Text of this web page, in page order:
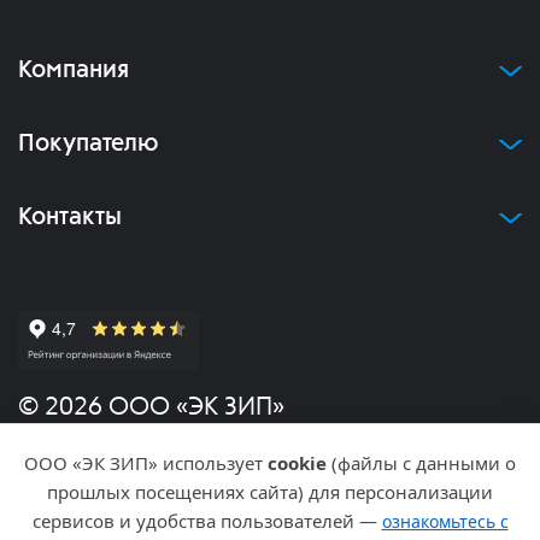
Компания
Покупателю
Контакты
© 2026 ООО «ЭК ЗИП»
Политика конфиденциальности
Разработка и продвижение
ООО «ЭК ЗИП» использует cookie (файлы с данными о
прошлых посещениях сайта) для персонализации
сервисов и удобства пользователей — ознакомьтесь с